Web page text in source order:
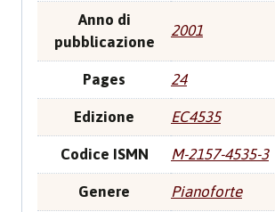
Anno di
pubblicazione
2001
Pages 24
Edizione EC4535
Codice ISMN M-2157-4535-3
Genere Pianoforte